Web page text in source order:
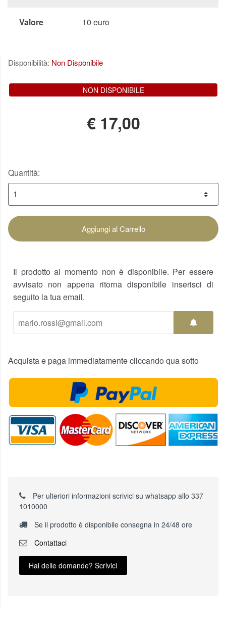
Valore 10 euro
Disponibilità: Non Disponibile
NON DISPONIBILE
€ 17,00
Quantità:
Aggiungi al Carrello
Il prodotto al momento non è disponibile. Per essere
avvisato non appena ritorna disponibile inserisci di
seguito la tua email.
Acquista e paga immediatamente cliccando qua sotto
Per ulteriori informazioni scrivici su whatsapp allo 337
1010000
Se il prodotto è disponibile consegna in 24/48 ore
Contattaci
Hai delle domande? Scrivici